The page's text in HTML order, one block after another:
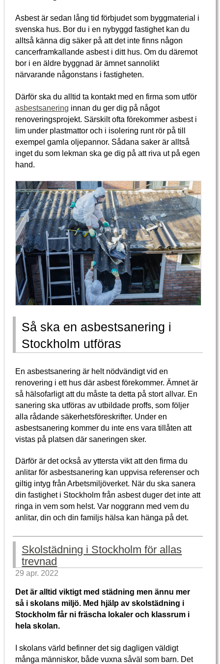
Asbest är sedan lång tid förbjudet som byggmaterial i
svenska hus. Bor du i en nybyggd fastighet kan du
alltså känna dig säker på att det inte finns någon
cancerframkallande asbest i ditt hus. Om du däremot
bor i en äldre byggnad är ämnet sannolikt
närvarande någonstans i fastigheten.
Därför ska du alltid ta kontakt med en firma som utför
asbestsanering innan du ger dig på något
renoveringsprojekt. Särskilt ofta förekommer asbest i
lim under plastmattor och i isolering runt rör på till
exempel gamla oljepannor. Sådana saker är alltså
inget du som lekman ska ge dig på att riva ut på egen
hand.
Så ska en asbestsanering i
Stockholm utföras
En asbestsanering är helt nödvändigt vid en
renovering i ett hus där asbest förekommer. Ämnet är
så hälsofarligt att du måste ta detta på stort allvar. En
sanering ska utföras av utbildade proffs, som följer
alla rådande säkerhetsföreskrifter. Under en
asbestsanering kommer du inte ens vara tillåten att
vistas på platsen där saneringen sker.
Därför är det också av yttersta vikt att den firma du
anlitar för asbestsanering kan uppvisa referenser och
giltig intyg från Arbetsmiljöverket. När du ska sanera
din fastighet i Stockholm från asbest duger det inte att
ringa in vem som helst. Var noggrann med vem du
anlitar, din och din familjs hälsa kan hänga på det.
Skolstädning i Stockholm för allas
trevnad
29 apr. 2022
Det är alltid viktigt med städning men ännu mer
så i skolans miljö. Med hjälp av skolstädning i
Stockholm får ni fräscha lokaler och klassrum i
hela skolan.
I skolans värld befinner det sig dagligen väldigt
många människor, både vuxna såväl som barn. Det